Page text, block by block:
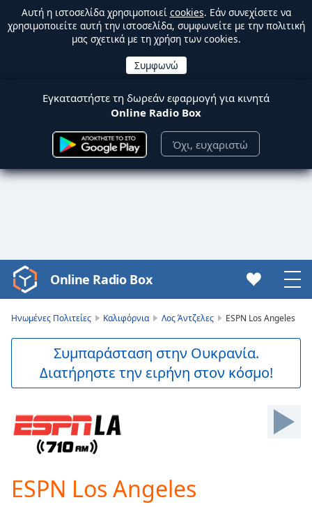
Αυτή η ιστοσελίδα χρησιμοποιεί cookies. Εάν συνεχίσετε να
χρησιμοποιείτε αυτή την ιστοσελίδα, συμφωνείτε με την πολιτική
μας σχετικά με τη χρήση των cookies.
Εγκαταστήστε τη δωρεάν εφαρμογή για κινητά
Online Radio Box
Όχι, ευχαριστώ
Video
Player
Skip
Skip
Forward
Current
Online Radio Box
Ηνωμένες Πολιτείες Καλιφόρνια Λος Άντζελες ESPN Los Angeles
Συμπαράσταση στην Ουκρανία.
Διατήρηστε την ειρήνη στον κόσμο!
ESPN Los Angeles